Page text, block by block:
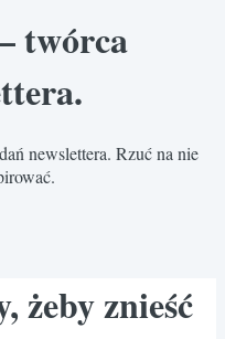
twórca
newslettera. Rzuć na nie
żeby znieść